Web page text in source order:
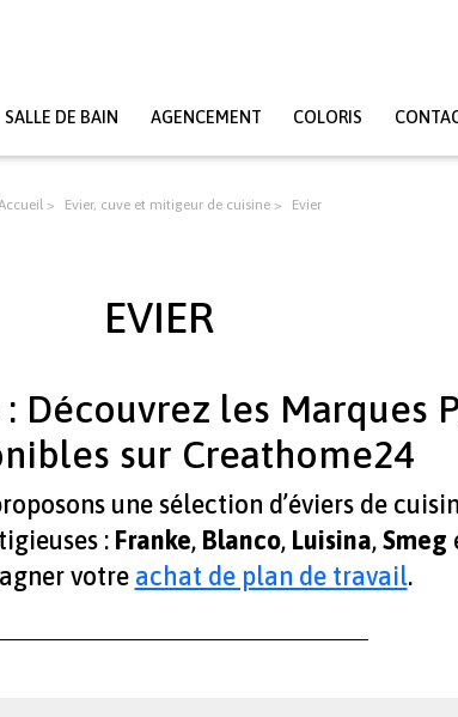
SALLE DE BAIN AGENCEMENT COLORIS
Evier, cuve et mitigeur de cuisine Evier
EVIER
Découvrez les Marques
sur Creathome24
une sélection d’éviers de
: Franke, Blanco, Luisina, Smeg
votre achat de plan de travail.